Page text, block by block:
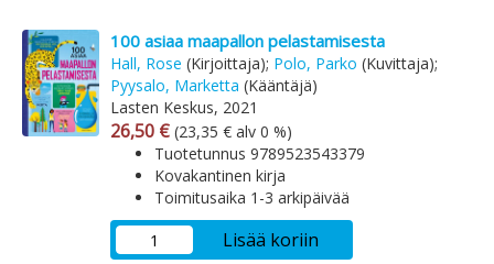
100 asiaa maapallon pelastamisesta
Hall, Rose (Kirjoittaja); Polo, Parko (Kuvittaja);
Pyysalo, Marketta (Kääntäjä)
Lasten Keskus, 2021
Arvonlisäverollinen hinta
26,50 € Arvonlisäveroton hinta
(23,35 € alv 0 %)
Tuotetunnus 9789523543379
Kovakantinen kirja
Toimitusaika 1-3 arkipäivää
Lisää koriin